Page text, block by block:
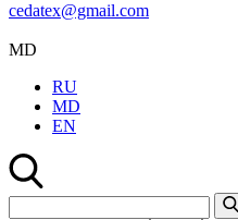
cedatex@gmail.com
MD
RU
MD
EN